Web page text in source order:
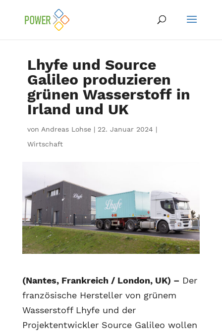
Lhyfe und Source
Galileo produzieren
grünen Wasserstoff in
Irland und UK
von Andreas Lohse| 22. Januar 2024 |
Wirtschaft
(Nantes, Frankreich / London, UK) – Der
französische Hersteller von grünem
Wasserstoff Lhyfe und der
Projektentwickler Source Galileo wollen